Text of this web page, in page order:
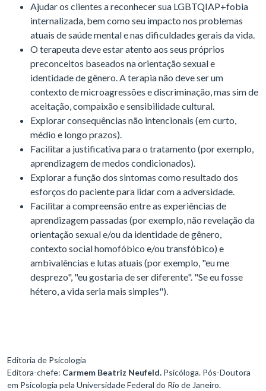
Ajudar os clientes a reconhecer sua LGBTQIAP+fobia
internalizada, bem como seu impacto nos problemas
atuais de saúde mental e nas dificuldades gerais da vida.
O terapeuta deve estar atento aos seus próprios
preconceitos baseados na orientação sexual e
identidade de gênero. A terapia não deve ser um
contexto de microagressões e discriminação, mas sim de
aceitação, compaixão e sensibilidade cultural.
Explorar consequências não intencionais (em curto,
médio e longo prazos).
Facilitar a justificativa para o tratamento (por exemplo,
aprendizagem de medos condicionados).
Explorar a função dos sintomas como resultado dos
esforços do paciente para lidar com a adversidade.
Facilitar a compreensão entre as experiências de
aprendizagem passadas (por exemplo, não revelação da
orientação sexual e/ou da identidade de gênero,
contexto social homofóbico e/ou transfóbico) e
ambivalências e lutas atuais (por exemplo, "eu me
desprezo", "eu gostaria de ser diferente". "Se eu fosse
hétero, a vida seria mais simples").
Editoria de Psicologia
Editora-chefe: Carmem Beatriz Neufeld. Psicóloga. Pós-Doutora
em Psicologia pela Universidade Federal do Rio de Janeiro.